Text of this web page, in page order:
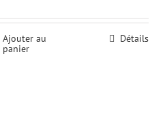
initial
839,00€.
actuel
799,00€.
Ajouter au
panier
Détails